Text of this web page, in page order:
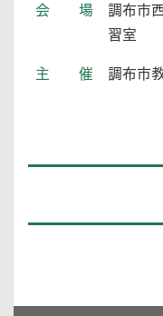
会場
調布市
習室
主催 調布市